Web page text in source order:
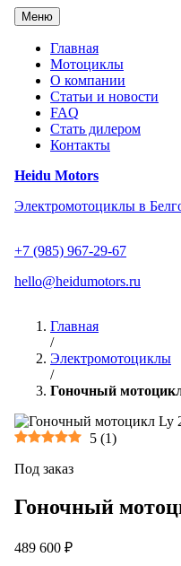
Перейти
содержанию
Heidu Motors
Электромотоциклы в
+7 (985) 967-29-67
hello@heidumotors.ru
Меню
Главная
Мотоциклы
О компании
Статьи и новости
FAQ
Стать дилером
Контакты
Главная
/
Электромотоциклы
/
Гоночный
5 (1)
Под заказ
Гоночный
489 600 ₽